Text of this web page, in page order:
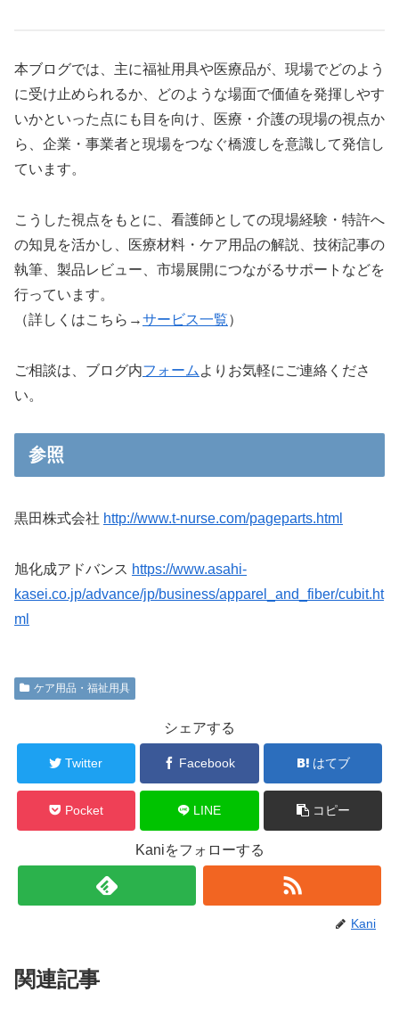
本ブログでは、主に福祉用具や医療品が、現場でどのよう
に受け止められるか、どのような場面で価値を発揮しやす
いかといった点にも目を向け、医療・介護の現場の視点か
ら、企業・事業者と現場をつなぐ橋渡しを意識して発信し
ています。
こうした視点をもとに、看護師としての現場経験・特許へ
の知見を活かし、医療材料・ケア用品の解説、技術記事の
執筆、製品レビュー、市場展開につながるサポートなどを
行っています。
（詳しくはこちら→サービス一覧）
ご相談は、ブログ内フォーム よりお気軽にご連絡くださ
い。
参照
黒田株式会社 http://www.t-nurse.com/pageparts.html
旭化成アドバンス https://www.asahi-
kasei.co.jp/advance/jp/business/apparel_and_fiber/cubit.ht
ml
ケア用品・福祉用具
シェアする
Twitter Facebook はてブ
Pocket LINE コピー
Kaniをフォローする
Kani
関連記事